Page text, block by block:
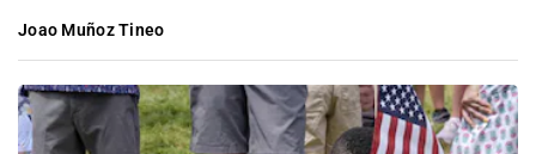
Joao Muñoz Tineo